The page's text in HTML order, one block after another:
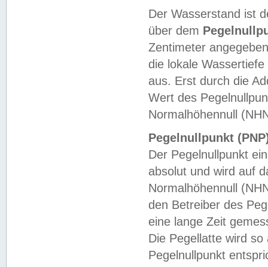
Der Wasserstand ist
über dem
Zentimeter
die lokale
aus. Erst durch die
Wert des
Normalhöhennull
Pegelnullpunkt
Der Pegelnullpunkt
absolut und wird auf
Normalhöhennull
den Betreiber des
eine lange Zeit
Die Pegellatte wird
Pegelnullpunkt